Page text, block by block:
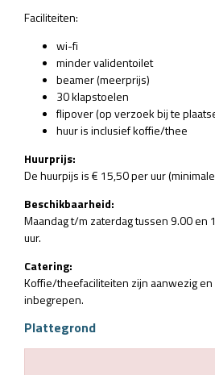
Faciliteiten:
wi-fi
minder validentoilet
beamer (meerprijs)
30 klapstoelen
flipover (op verzoek bij te
huur is inclusief koffie/thee
Huurprijs:
De huurpijs is € 15,50 per uur
Beschikbaarheid:
Maandag t/m zaterdag tussen 9.00 en
uur.
Catering:
Koffie/theefaciliteiten zijn aanwezig
inbegrepen.
Plattegrond